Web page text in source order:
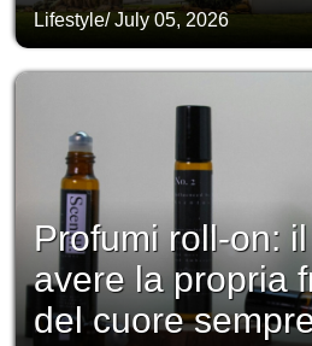
Lifestyle/July 05, 2026
Profumi roll-on:
avere la propria
del cuore